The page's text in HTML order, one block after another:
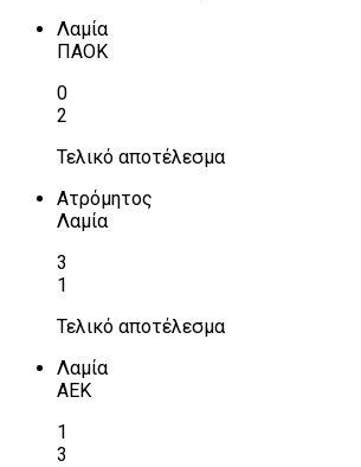
Λαμία
ΠΑΟΚ
0
2
Τελικό αποτέλεσμα
Ατρόμητος
Λαμία
3
1
Τελικό αποτέλεσμα
Λαμία
ΑΕΚ
1
3